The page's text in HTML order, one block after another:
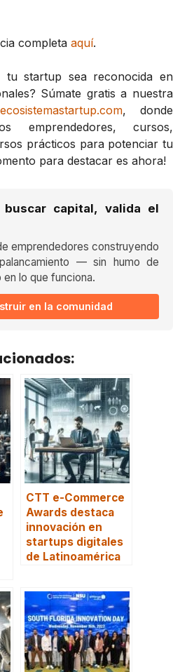
completa aquí.
tu startup sea reconocida en
Súmate gratis a nuestra
ecosistemastartup.com, donde
emprendedores, cursos,
prácticos para potenciar tu
para destacar es ahora!
capital, valida el
emprendedores construyendo
— sin humo de
lo que funciona.
en la comunidad
CTT e-Commerce
Awards destaca
innovación en
startups digitales
de Latinoamérica